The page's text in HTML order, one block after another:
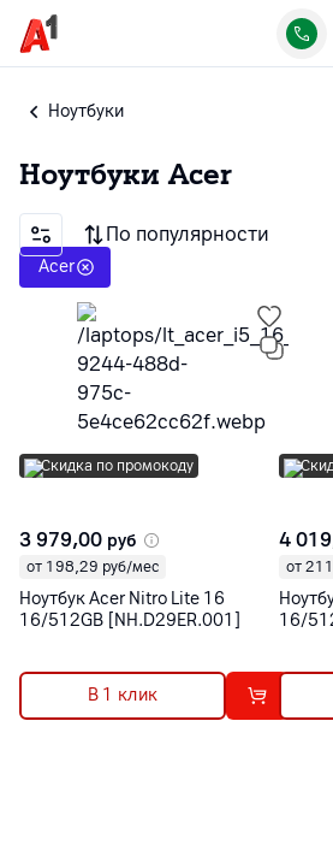
Ноутбуки
Ноутбуки Acer
По популярности
Acer
Скидка по промокоду
3 979,00 руб
от 198,29 руб/мес
Ноутбук Acer Nitro Lite 16
16/512GB [NH.D29ER.001]
В 1 клик
4
от
16/